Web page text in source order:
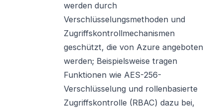
werden durch
Verschlüsselungsmethoden und
Zugriffskontrollmechanismen
geschützt, die von Azure angeboten
werden; Beispielsweise tragen
Funktionen wie AES-256-
Verschlüsselung und rollenbasierte
Zugriffskontrolle (RBAC) dazu bei,